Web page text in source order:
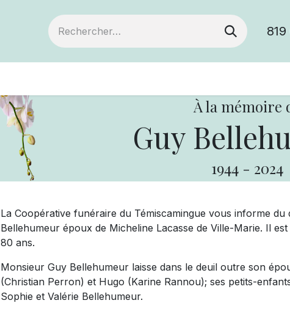
À la mémoire
Guy
1944 - 2024
La Coopérative funéraire du Témiscamingue vous informe du
Bellehumeur époux de Micheline Lacasse de Ville-Marie. Il
80 ans.
Monsieur Guy Bellehumeur laisse dans le deuil outre son
(Christian Perron) et Hugo (Karine Rannou); ses petits-
Sophie et Valérie Bellehumeur.